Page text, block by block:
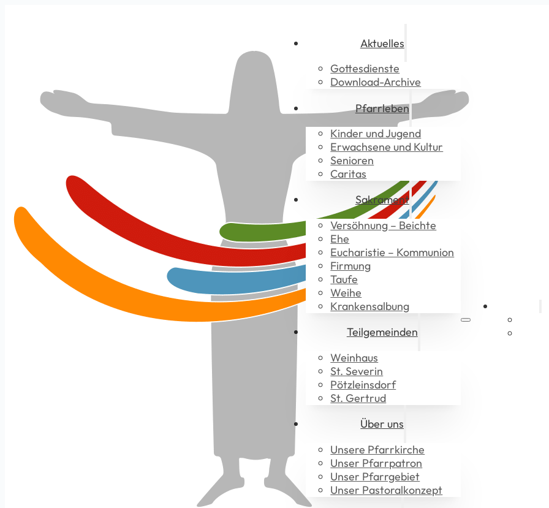
Aktuelles
Gottesdienste
Download-Archive
Pfarrleben
Kinder und Jugend
Erwachsene und Kultur
Senioren
Caritas
Sakrament
Versöhnung – Beichte
Ehe
Eucharistie – Kommunion
Firmung
Taufe
Weihe
Krankensalbung
Teilgemeinden
Weinhaus
St. Severin
Pötzleinsdorf
St. Gertrud
Über uns
Unsere Pfarrkirche
Unser Pfarrpatron
Unser Pfarrgebiet
Unser Pastoralkonzept